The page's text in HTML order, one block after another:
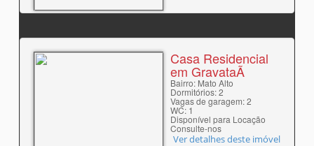
Casa Residencial
em GravataÃ­
Bairro: Mato Alto
Dormitórios: 2
Vagas de garagem: 2
WC: 1
Disponível para Locação
Consulte-nos
Ver detalhes deste imóvel